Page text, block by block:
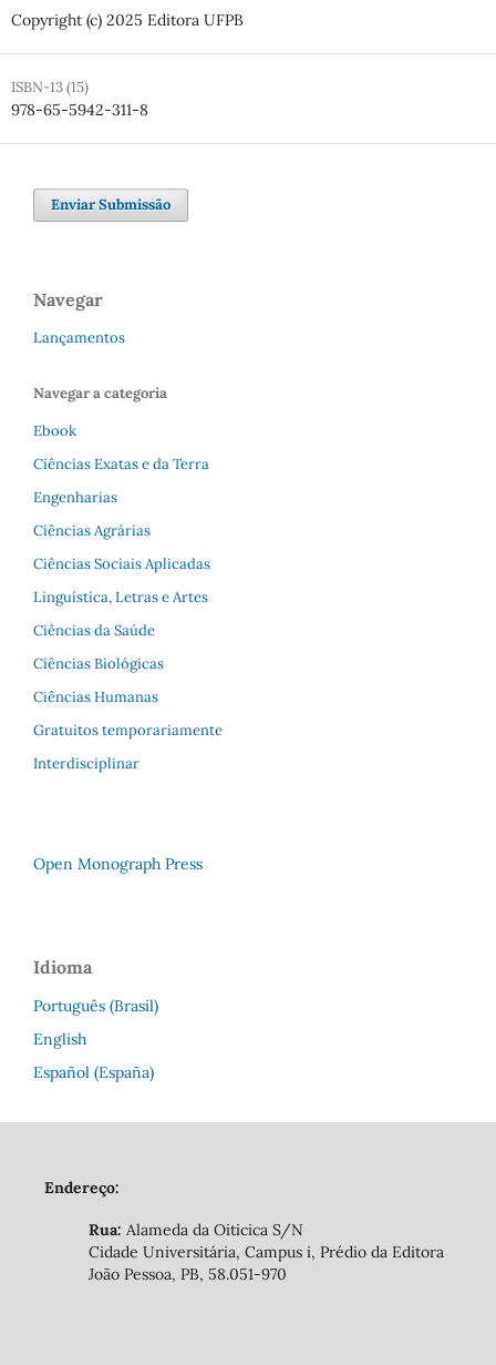
Copyright (c) 2025 Editora UFPB
ISBN-13 (15)
978-65-5942-311-8
Enviar Submissão
Navegar
Lançamentos
Navegar a categoria
Ebook
Ciências Exatas e da Terra
Engenharias
Ciências Agrárias
Ciências Sociais Aplicadas
Linguística, Letras e Artes
Ciências da Saúde
Ciências Biológicas
Ciências Humanas
Gratuitos temporariamente
Interdisciplinar
Open Monograph Press
Idioma
Português (Brasil)
English
Español (España)
Endereço:
Rua: Alameda da Oiticica S/N
Cidade Universitária, Campus i, Prédio da Editora
João Pessoa, PB, 58.051-970